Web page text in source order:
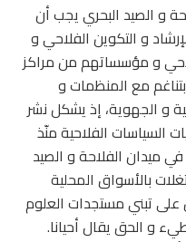
و الصيد البحري يجب أن
و التكوين الفلاحي و
و مؤسساتهم من مراكز
مع المنظمات و
و الجهوية، إذ يشكل نشر
السياسات الفلاحية منّذ
ميدان الفلاحة و الصيد
بالأسواق المحلية
على تبني مستجدات العلوم
و الحق يقال أحيانا.